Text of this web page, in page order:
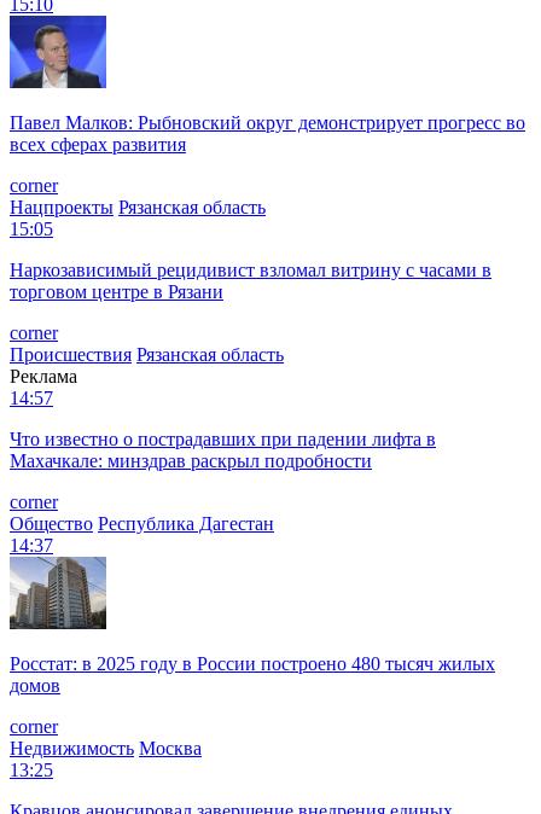
Павел Малков: Рыбновский округ демонстрирует прогресс во
всех сферах развития
corner
Нацпроекты Рязанская область
15:05
Наркозависимый рецидивист взломал витрину с часами в
торговом центре в Рязани
corner
Происшествия Рязанская область
Реклама
14:57
Что известно о пострадавших при падении лифта в
Махачкале: минздрав раскрыл подробности
corner
Общество Республика Дагестан
14:37
Росстат: в 2025 году в России построено 480 тысяч жилых
домов
corner
Недвижимость Москва
13:25